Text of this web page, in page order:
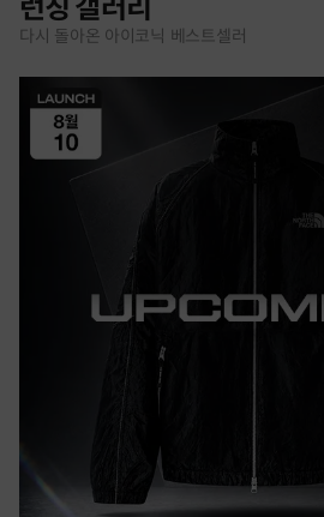
런칭 갤러리
다시 돌아온 아이코닉 베스트셀러